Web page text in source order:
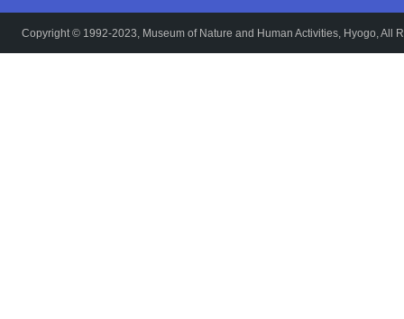
Copyright © 1992-2023, Museum of Nature and Human Activities, Hyogo, All